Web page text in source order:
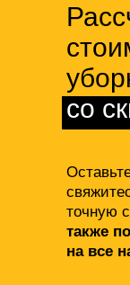
точную
также
на все
со